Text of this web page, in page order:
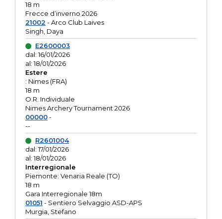
18 m
Frecce d’inverno 2026
21002 - Arco Club Laives
Singh, Daya
E2600003
dal: 16/01/2026
al: 18/01/2026
Estere
: Nimes (FRA)
18 m
O.R. Individuale
Nimes Archery Tournament 2026
00000-
--
R2601004
dal: 17/01/2026
al: 18/01/2026
Interregionale
Piemonte: Venaria Reale (TO)
18 m
Gara Interregionale 18m
01051 - Sentiero Selvaggio ASD-APS
Murgia, Stefano